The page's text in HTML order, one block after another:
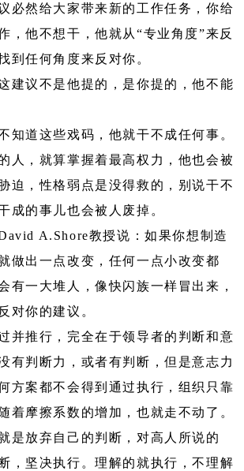
必然给大家带来新的工作任务，你给
，他不想干，他就从“专业角度”来反
到任何角度来反对你。
建议不是他提的，是你提的，他不能
知道这些戏码，他就干不成任何事。
人，就算掌握着最高权力，他也会被
迫，性格弱点是没得救的，别说干不
成的事儿也会被人废掉。
A.Shore教授说：如果你想制造
做出一点改变，任何一点小改变都
有一大堆人，像快闪族一样冒出来，
对你的建议。
并推行，完全在于领导者的判断和意
有判断力，或者有判断，但是意志力
方案都不会得到通过执行，组织只靠
着摩擦系数的增加，也就走不动了。
是放弃自己的判断，对高人所说的
，坚决执行。理解的就执行，不理解